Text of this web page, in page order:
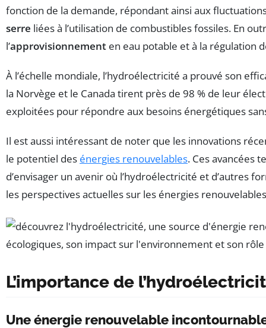
fonction de la demande, répondant ainsi aux
serre liées à l’utilisation de combustibles fossiles. En
l’approvisionnement en eau potable et à la régulation
À l’échelle mondiale, l’hydroélectricité a prouvé son
la Norvège et le Canada tirent près de 98 % de leur
exploitées pour répondre aux besoins énergétiques
Il est aussi intéressant de noter que les innovations
le potentiel des énergies renouvelables. Ces avancées
d’envisager un avenir où l’hydroélectricité et d’autres
les perspectives actuelles sur les énergies
L’importance de
Une énergie renouvelable